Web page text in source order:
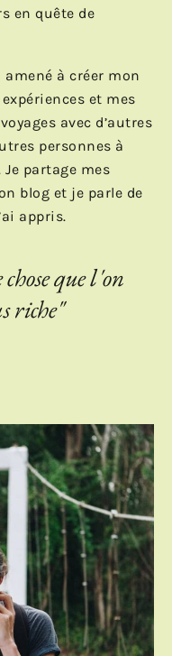
en quête de
amené à créer mon
et mes
avec d’autres
personnes à
partage mes
blog et je parle de
appris.
que l'on
riche"